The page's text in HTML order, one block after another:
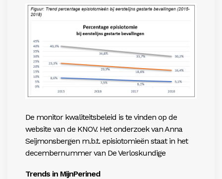
De monitor kwaliteitsbeleid is te vinden op de
website van de KNOV. Het onderzoek van Anna
Seijmonsbergen m.b.t. episiotomieën staat in het
decembernummer van De Verloskundige
Trends in MijnPerined